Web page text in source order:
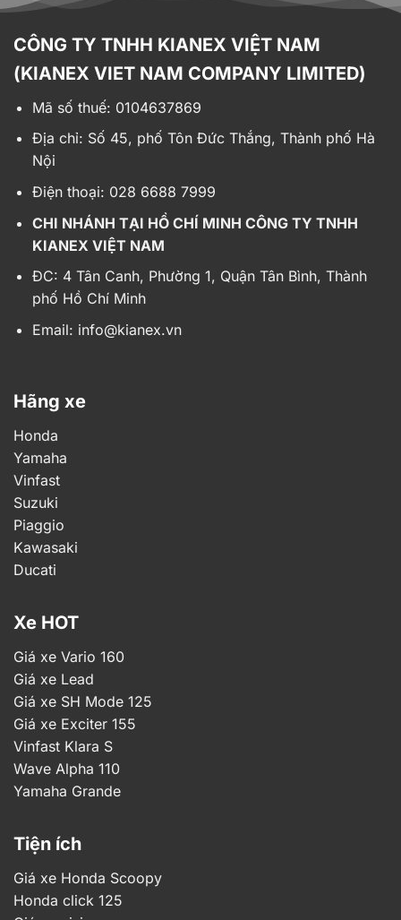
CÔNG TY TNHH KIANEX VIỆT NAM
(KIANEX VIET NAM COMPANY LIMITED)
Mã số thuế: 0104637869
Địa chỉ: Số 45, phố Tôn Đức Thắng, Thành phố Hà
Nội
Điện thoại: 028 6688 7999
CHI NHÁNH TẠI HỒ CHÍ MINH CÔNG TY TNHH
KIANEX VIỆT NAM
ĐC: 4 Tân Canh, Phường 1, Quận Tân Bình, Thành
phố Hồ Chí Minh
Email: info@kianex.vn
Hãng xe
Honda
Yamaha
Vinfast
Suzuki
Piaggio
Kawasaki
Ducati
Xe HOT
Giá xe Vario 160
Giá xe Lead
Giá xe SH Mode 125
Giá xe Exciter 155
Vinfast Klara S
Wave Alpha 110
Yamaha Grande
Tiện ích
Giá xe Honda Scoopy
Honda click 125